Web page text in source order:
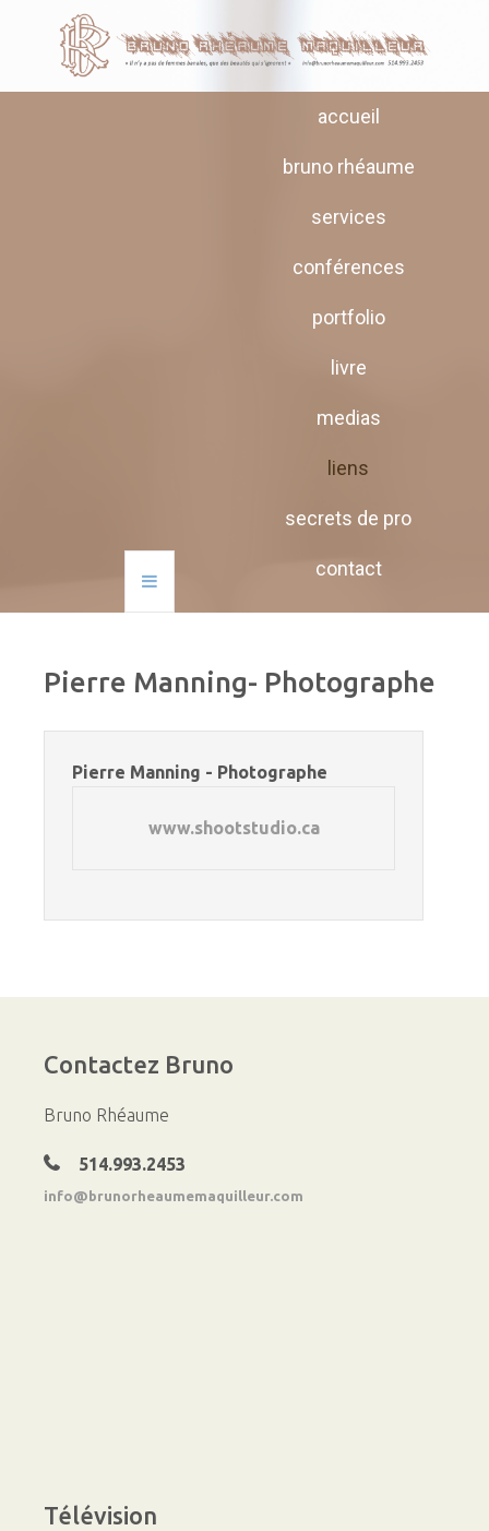
accueil
bruno rhéaume
services
conférences
portfolio
livre
medias
liens
secrets de pro
contact
Pierre Manning- Photographe
Pierre Manning - Photographe
www.shootstudio.ca
Contactez Bruno
Bruno Rhéaume
514.993.2453
info@brunorheaumemaquilleur.com
Télévision